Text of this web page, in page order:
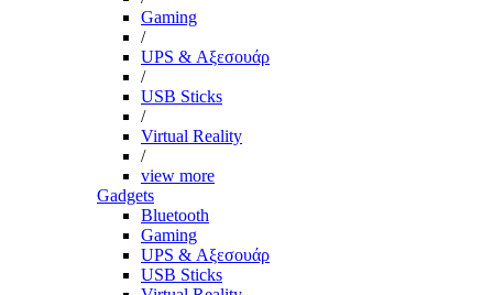
Gaming
/
UPS & Αξεσουάρ
/
USB Sticks
/
Virtual Reality
/
view more
Gadgets
Bluetooth
Gaming
UPS & Αξεσουάρ
USB Sticks